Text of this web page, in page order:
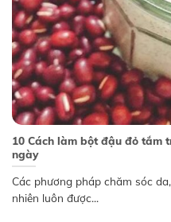
10 Cách làm bột đậu đỏ tắm
ngày
Các phương pháp chăm sóc
nhiên luôn được...